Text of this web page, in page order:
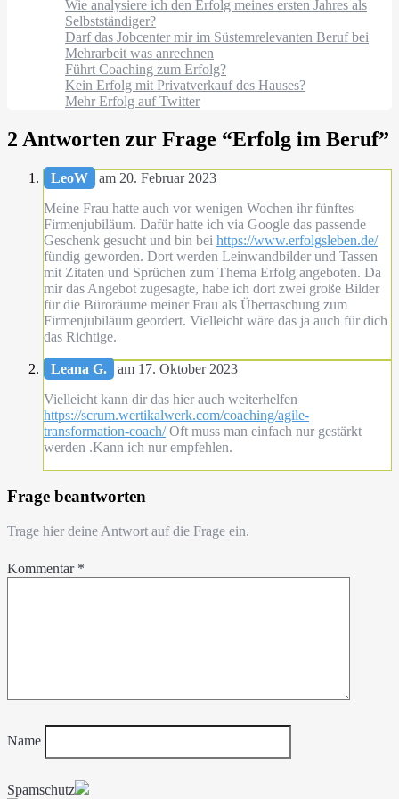
Wie analysiere ich den Erfolg meines ersten Jahres als
Selbstständiger?
Darf das Jobcenter mir im Süstemrelevanten Beruf bei
Mehrarbeit was anrechnen
Führt Coaching zum Erfolg?
Kein Erfolg mit Privatverkauf des Hauses?
Mehr Erfolg auf Twitter
2 Antworten zur Frage “Erfolg im Beruf”
LeoW
am 20. Februar 2023
Meine Frau hatte auch vor wenigen Wochen ihr fünftes
Firmenjubiläum. Dafür hatte ich via Google das passende
Geschenk gesucht und bin bei https://www.erfolgsleben.de/
fündig geworden. Dort werden Leinwandbilder und Tassen
mit Zitaten und Sprüchen zum Thema Erfolg angeboten. Da
mir das Angebot zugesagte, habe ich dort zwei große Bilder
für die Büroräume meiner Frau als Überraschung zum
Firmenjubiläum geordert. Vielleicht wäre das ja auch für dich
das Richtige.
Leana G.
am 17. Oktober 2023
Vielleicht kann dir das hier auch weiterhelfen
https://scrum.wertikalwerk.com/coaching/agile-
transformation-coach/Oft muss man einfach nur gestärkt
werden .Kann ich nur empfehlen.
Frage beantworten
Trage hier deine Antwort auf die Frage ein.
Kommentar *
Name
Spamschutz